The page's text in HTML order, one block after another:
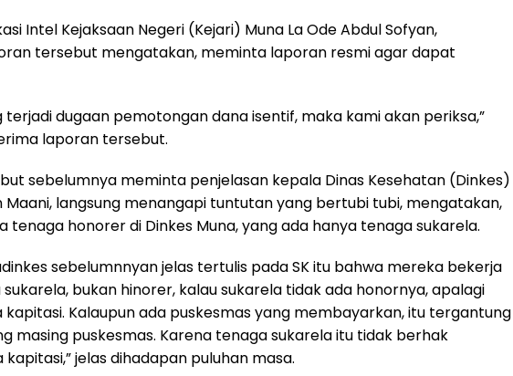
Intel Kejaksaan Negeri (Kejari) Muna La Ode Abdul Sofyan,
tersebut mengatakan, meminta laporan resmi agar dapat
terjadi dugaan pemotongan dana isentif, maka kami akan periksa,”
laporan tersebut.
sebelumnya meminta penjelasan kepala Dinas Kesehatan (Dinkes)
Maani, langsung menangapi tuntutan yang bertubi tubi, mengatakan,
tenaga honorer di Dinkes Muna, yang ada hanya tenaga sukarela.
sebelumnnyan jelas tertulis pada SK itu bahwa mereka bekerja
bukan hinorer, kalau sukarela tidak ada honornya, apalagi
kapitasi. Kalaupun ada puskesmas yang membayarkan, itu tergantung
masing puskesmas. Karena tenaga sukarela itu tidak berhak
jelas dihadapan puluhan masa.